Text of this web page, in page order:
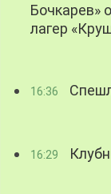
Бочкарев»
лагер
16:36
16:29